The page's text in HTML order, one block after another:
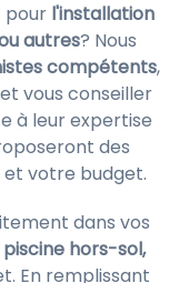
pour l'installation
autres? Nous
compétents,
vous conseiller
à leur expertise
des
et votre budget.
dans vos
hors-sol,
En remplissant